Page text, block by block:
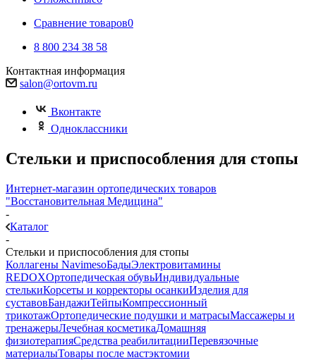
Сравнение товаров0
8 800 234 38 58
Контактная информация
salon@ortovm.ru
Вконтакте
Одноклассники
Стельки и приспособления для стопы
Интернет-магазин ортопедических товаров
"Восстановительная Медицина"
-
Каталог
-
Стельки и приспособления для стопы
Коллагены NavimesoБадыЭлектровитамины
REDOXОртопедическая обувьИндивидуальные
стелькиКорсеты и корректоры осанкиИзделия для
суставовБандажиТейпыКомпрессионный
трикотажОртопедические подушки и матрасыМассажеры и
тренажерыЛечебная косметикаДомашняя
физиотерапияСредства реабилитацииПеревязочные
материалыТовары после мастэктомии